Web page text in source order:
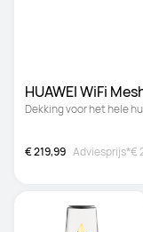
HUAWEI WiFi
Dekking voor het hele
€ 219,99 Adviesprijs*€